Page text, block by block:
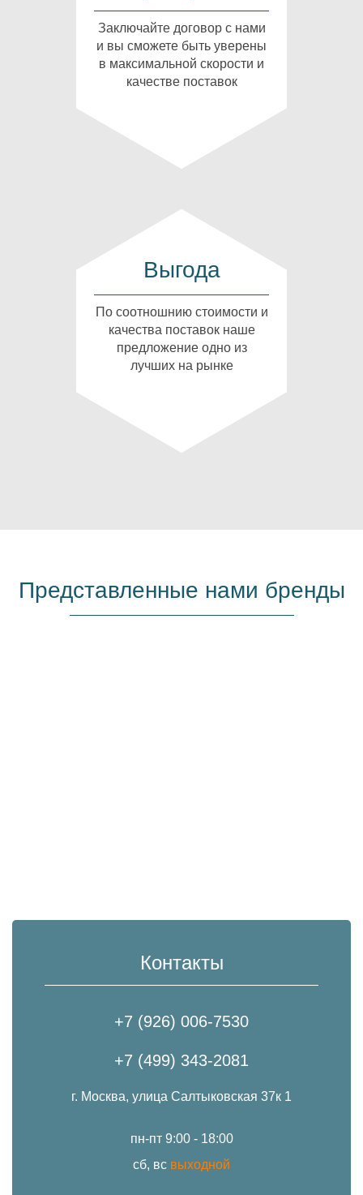
Заключайте договор с нами
и вы сможете быть уверены
в максимальной скорости и
качестве поставок
Выгода
По соотношнию стоимости и
качества поставок наше
предложение одно из
лучших на рынке
Представленные нами бренды
Контакты
+7 (926) 006-7530
+7 (499) 343-2081
г. Москва, улица Салтыковская 37к 1
пн-пт 9:00 - 18:00
сб, вс выходной